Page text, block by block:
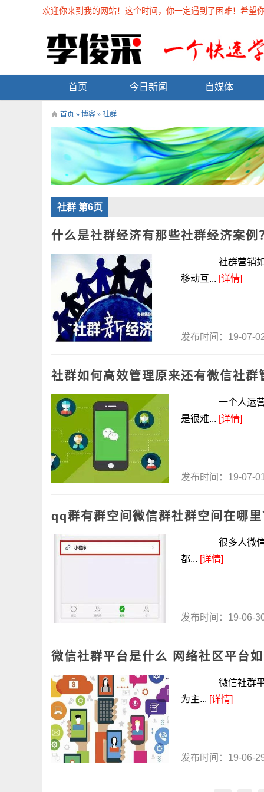
欢迎你来到我的网站！这个时间，你一定遇到了困难！希
首页 今日新闻 自媒体
首页 » 博客 » 社群
社群 第6页
什么是社群经济有那些社群经济案例
社群营销如今早
移动互... [详情]
发布时间：19-07-
社群如何高效管理原来还有微信社群
一个人运营一个
是很难... [详情]
发布时间：19-07-
qq群有群空间微信群社群空间在哪
很多人微信用户
都... [详情]
发布时间：19-06-
微信社群平台是什么 网络社区平台
微信社群平台是
为主... [详情]
发布时间：19-06-